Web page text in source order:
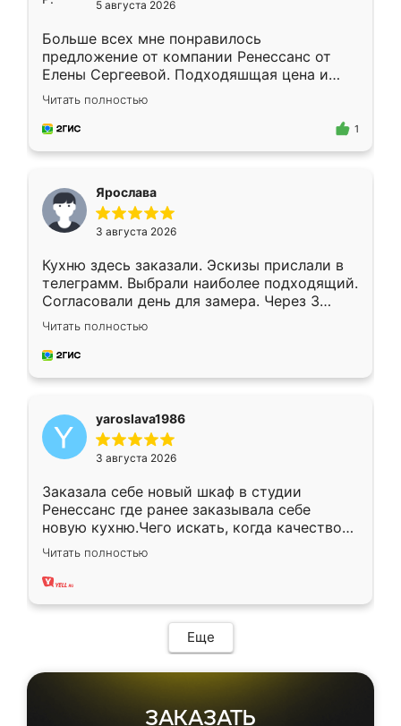
5 августа 2026
Больше всех мне понравилось
предложение от компании Ренессанс от
Елены Сергеевой. Подходяшщая цена и
короткие сроки изготовления. Приехавший
для замера сотрудник Владислав
предложил по моему эскизу самый
Читать полностью
1
Ярослава
3 августа 2026
Кухню здесь заказали. Эскизы прислали в
телеграмм. Выбрали наиболее подходящий.
Согласовали день для замера. Через 3
недели кухня была уже готова. Остались
довольны работой. Спасибо Ренессанс
мебель за качественную работу!
Читать полностью
yaroslava1986
3 августа 2026
Заказала себе новый шкаф в студии
Ренессанс где ранее заказывала себе
новую кухню.Чего искать, когда качеством
вполне довольна. Служит кухня уже почти
два года, нареканий нет.
Читать полностью
Еще
ЗАКАЗАТЬ